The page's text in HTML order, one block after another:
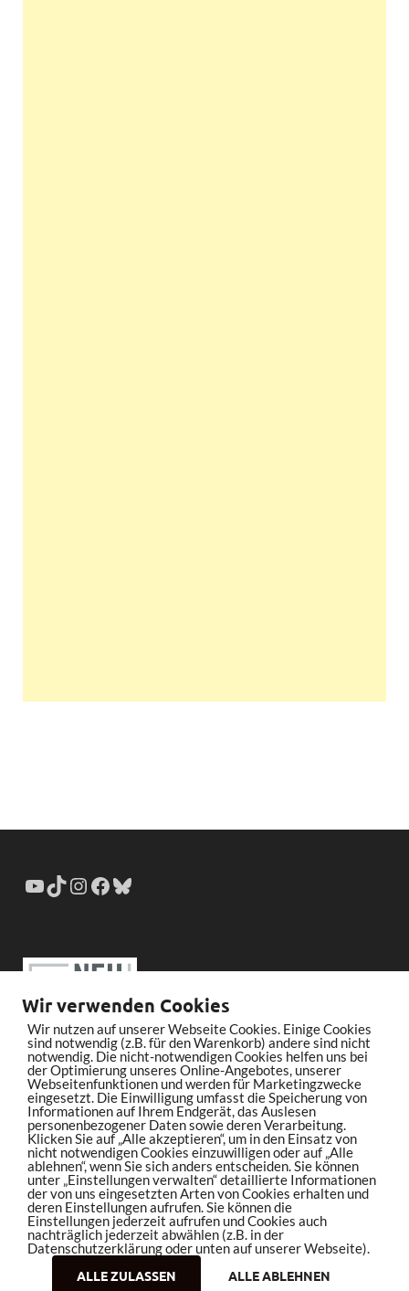
Wir verwenden Cookies
Wir nutzen auf unserer Webseite Cookies. Einige Cookies
sind notwendig (z.B. für den Warenkorb) andere sind nicht
notwendig. Die nicht-notwendigen Cookies helfen uns bei
der Optimierung unseres Online-Angebotes, unserer
Webseitenfunktionen und werden für Marketingzwecke
eingesetzt. Die Einwilligung umfasst die Speicherung von
Informationen auf Ihrem Endgerät, das Auslesen
personenbezogener Daten sowie deren Verarbeitung.
Klicken Sie auf „Alle akzeptieren“, um in den Einsatz von
nicht notwendigen Cookies einzuwilligen oder auf „Alle
ablehnen“, wenn Sie sich anders entscheiden. Sie können
unter „Einstellungen verwalten“ detaillierte Informationen
der von uns eingesetzten Arten von Cookies erhalten und
deren Einstellungen aufrufen. Sie können die
Einstellungen jederzeit aufrufen und Cookies auch
nachträglich jederzeit abwählen (z.B. in der
Datenschutzerklärung oder unten auf unserer Webseite).
ALLE ZULASSEN
ALLE ABLEHNEN